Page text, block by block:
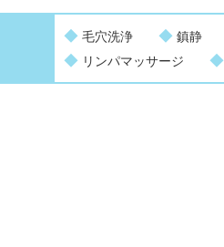
◆ 毛穴洗浄 ◆ 鎮静
◆ リンパマッサージ ◆